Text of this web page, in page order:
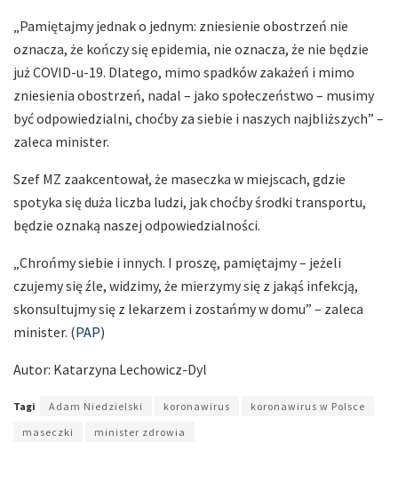
„Pamiętajmy jednak o jednym: zniesienie obostrzeń nie
oznacza, że kończy się epidemia, nie oznacza, że nie będzie
już COVID-u-19. Dlatego, mimo spadków zakażeń i mimo
zniesienia obostrzeń, nadal – jako społeczeństwo – musimy
być odpowiedzialni, choćby za siebie i naszych najbliższych” –
zaleca minister.
Szef MZ zaakcentował, że maseczka w miejscach, gdzie
spotyka się duża liczba ludzi, jak choćby środki transportu,
będzie oznaką naszej odpowiedzialności.
„Chrońmy siebie i innych. I proszę, pamiętajmy – jeżeli
czujemy się źle, widzimy, że mierzymy się z jakąś infekcją,
skonsultujmy się z lekarzem i zostańmy w domu” – zaleca
minister. (PAP)
Autor: Katarzyna Lechowicz-Dyl
Tagi Adam Niedzielski koronawirus
koronawirus w Polsce
maseczki
minister zdrowia